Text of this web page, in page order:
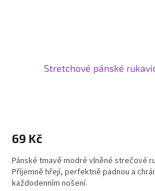
Stretchové pánské
69 Kč
Pánské tmavě modré vlněné strečové
Příjemně hřejí, perfektně padnou a
každodenním nošení.